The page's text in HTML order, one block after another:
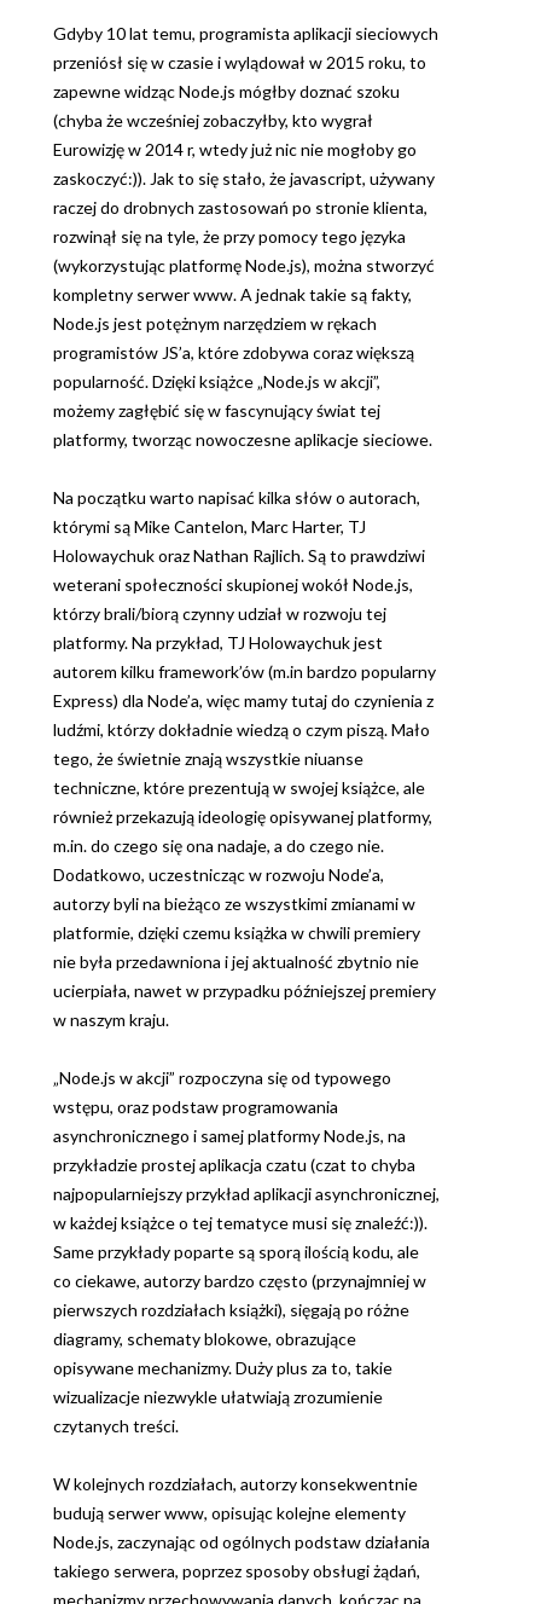
Gdyby 10 lat temu, programista aplikacji sieciowych
przeniósł się w czasie i wylądował w 2015 roku, to
zapewne widząc Node.js mógłby doznać szoku
(chyba że wcześniej zobaczyłby, kto wygrał
Eurowizję w 2014 r, wtedy już nic nie mogłoby go
zaskoczyć:)). Jak to się stało, że javascript, używany
raczej do drobnych zastosowań po stronie klienta,
rozwinął się na tyle, że przy pomocy tego języka
(wykorzystując platformę Node.js), można stworzyć
kompletny serwer www. A jednak takie są fakty,
Node.js jest potężnym narzędziem w rękach
programistów JS’a, które zdobywa coraz większą
popularność. Dzięki książce „Node.js w akcji”,
możemy zagłębić się w fascynujący świat tej
platformy, tworząc nowoczesne aplikacje sieciowe.
Na początku warto napisać kilka słów o autorach,
którymi są Mike Cantelon, Marc Harter, TJ
Holowaychuk oraz Nathan Rajlich. Są to prawdziwi
weterani społeczności skupionej wokół Node.js,
którzy brali/biorą czynny udział w rozwoju tej
platformy. Na przykład, TJ Holowaychuk jest
autorem kilku framework’ów (m.in bardzo popularny
Express) dla Node’a, więc mamy tutaj do czynienia z
ludźmi, którzy dokładnie wiedzą o czym piszą. Mało
tego, że świetnie znają wszystkie niuanse
techniczne, które prezentują w swojej książce, ale
również przekazują ideologię opisywanej platformy,
m.in. do czego się ona nadaje, a do czego nie.
Dodatkowo, uczestnicząc w rozwoju Node’a,
autorzy byli na bieżąco ze wszystkimi zmianami w
platformie, dzięki czemu książka w chwili premiery
nie była przedawniona i jej aktualność zbytnio nie
ucierpiała, nawet w przypadku późniejszej premiery
w naszym kraju.
„Node.js w akcji” rozpoczyna się od typowego
wstępu, oraz podstaw programowania
asynchronicznego i samej platformy Node.js, na
przykładzie prostej aplikacja czatu (czat to chyba
najpopularniejszy przykład aplikacji asynchronicznej,
w każdej książce o tej tematyce musi się znaleźć:)).
Same przykłady poparte są sporą ilością kodu, ale
co ciekawe, autorzy bardzo często (przynajmniej w
pierwszych rozdziałach książki), sięgają po różne
diagramy, schematy blokowe, obrazujące
opisywane mechanizmy. Duży plus za to, takie
wizualizacje niezwykle ułatwiają zrozumienie
czytanych treści.
W kolejnych rozdziałach, autorzy konsekwentnie
budują serwer www, opisując kolejne elementy
Node.js, zaczynając od ogólnych podstaw działania
takiego serwera, poprzez sposoby obsługi żądań,
mechanizmy przechowywania danych, kończąc na